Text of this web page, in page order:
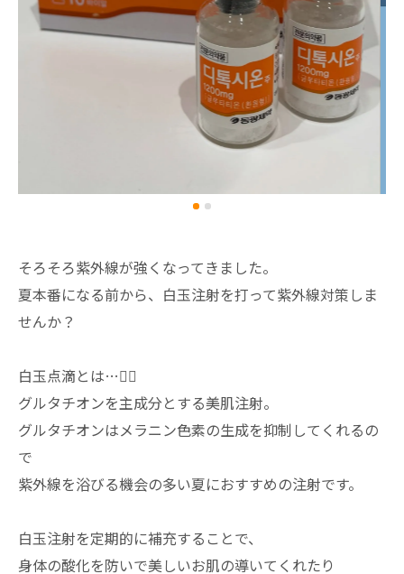
そろそろ紫外線が強くなってきました。
夏本番になる前から、白玉注射を打って紫外線対策しま
せんか？
白玉点滴とは…✍🏻
グルタチオンを主成分とする美肌注射。
グルタチオンはメラニン色素の生成を抑制してくれるの
で
紫外線を浴びる機会の多い夏におすすめの注射です。
白玉注射を定期的に補充することで、
身体の酸化を防いで美しいお肌の導いてくれたり